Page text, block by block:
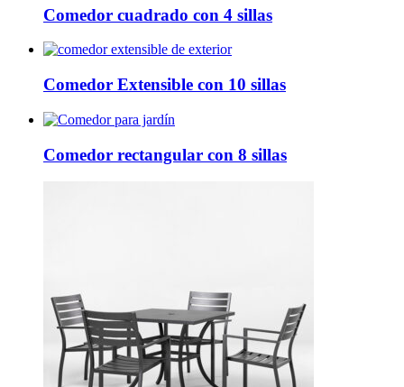
Comedor cuadrado con 4 sillas
Comedor Extensible con 10 sillas
Comedor rectangular con 8 sillas